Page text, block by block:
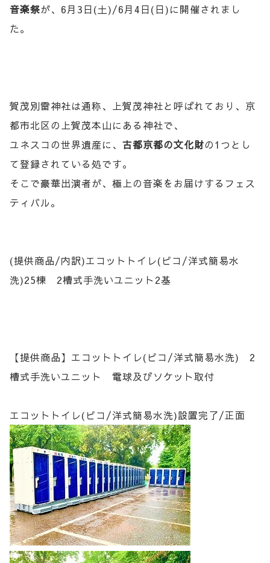
音楽祭が、 6月3日(土)/6月4日(日)に開催されまし
た。
賀茂別雷神社は通称、上賀茂神社と呼ばれており、京
都市北区の上賀茂本山にある神社で、
ユネスコの世界遺産に、 古都京都の文化財の1つとし
て登録されている処です。
そこで豪華出演者が、極上の音楽をお届けするフェス
ティバル。
(提供商品/内訳)エコットトイレ(ピコ/洋式簡易水
洗)25棟 2槽式手洗いユニット2基
【提供商品】エコットトイレ(ピコ/洋式簡易水洗) 2
槽式手洗いユニット 電球及びソケット取付
エコットトイレ(ピコ/洋式簡易水洗)設置完了/正面